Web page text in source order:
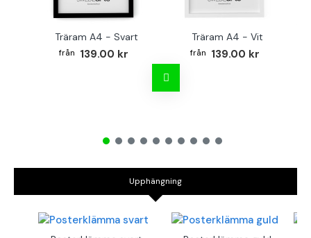
Träram A4 - Svart
139.00 kr
Träram A4 - Vit
139.00 kr
Upphängning